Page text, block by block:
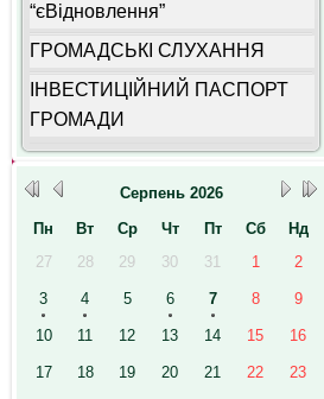
“єВідновлення”
ГРОМАДСЬКІ СЛУХАННЯ
ІНВЕСТИЦІЙНИЙ ПАСПОРТ
ГРОМАДИ
Серпень 2026
Пн
Вт Ср Чт Пт Сб
Нд
27
28 29 30 31 1 2
3 4 5 6 7 8 9
10 11 12 13 14 15 16
17 18 19 20 21 22 23